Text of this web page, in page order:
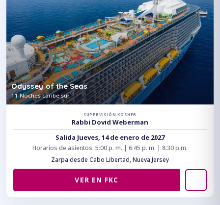
Odyssey of the Seas
11 Noches caribe sur
SUPERVISIÓN KOSHER
Rabbi Dovid Weberman
Salida Jueves, 14 de enero de 2027
Horarios de asientos: 5:00 p. m. | 6:45 p. m. | 8:30 p.m.
Zarpa desde Cabo Libertad, Nueva Jersey
VER EN FKC